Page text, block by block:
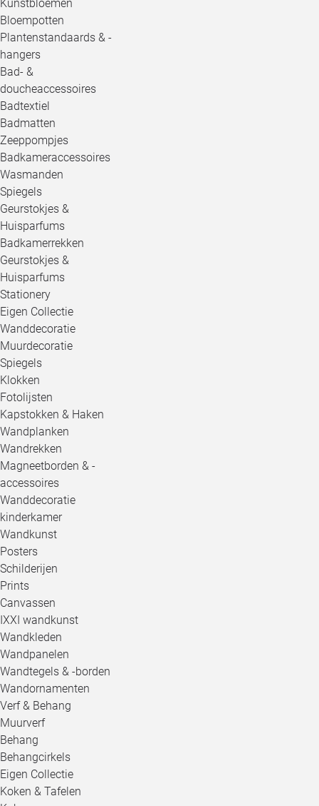
Kunstbloemen
Bloempotten
Plantenstandaards & -
hangers
Bad- &
doucheaccessoires
Badtextiel
Badmatten
Zeeppompjes
Badkameraccessoires
Wasmanden
Spiegels
Geurstokjes &
Huisparfums
Badkamerrekken
Geurstokjes &
Huisparfums
Stationery
Eigen Collectie
Wanddecoratie
Muurdecoratie
Spiegels
Klokken
Fotolijsten
Kapstokken & Haken
Wandplanken
Wandrekken
Magneetborden & -
accessoires
Wanddecoratie
kinderkamer
Wandkunst
Posters
Schilderijen
Prints
Canvassen
IXXI wandkunst
Wandkleden
Wandpanelen
Wandtegels & -borden
Wandornamenten
Verf & Behang
Muurverf
Behang
Behangcirkels
Eigen Collectie
Koken & Tafelen